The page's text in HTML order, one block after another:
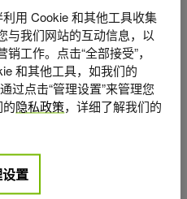
共同使用，通过将分子
塑分子的描述方式。与
符串的传统分子符号不同，
列。这种方法保持了化学固
有的 SMILES 解析器保持兼
用 Cookie 和其他工具收集
与我们网站的互动信息，以
工作。点击“全部接受”，
和其他工具，如我们的
过点击“管理设置”来管理您
隐私政策，详细了解我们的
置